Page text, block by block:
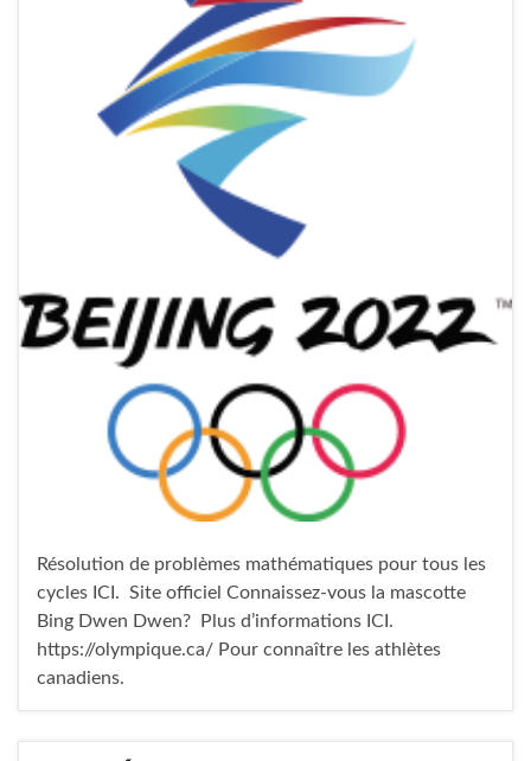
Résolution de problèmes mathématiques pour tous les
cycles ICI. Site officiel Connaissez-vous la mascotte
Bing Dwen Dwen? Plus d’informations ICI.
https://olympique.ca/ Pour connaître les athlètes
canadiens.